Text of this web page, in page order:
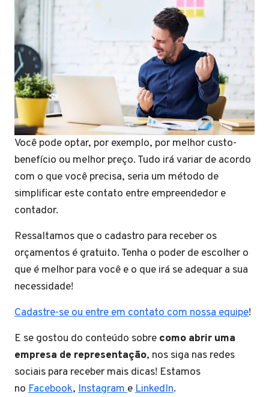
Você pode optar, por exemplo, por melhor custo-
benefício ou melhor preço. Tudo irá variar de acordo
com o que você precisa, seria um método de
simplificar este contato entre empreendedor e
contador.
Ressaltamos que o cadastro para receber os
orçamentos é gratuito. Tenha o poder de escolher o
que é melhor para você e o que irá se adequar a sua
necessidade!
Cadastre-se ou entre em contato com nossa equipe!
E se gostou do conteúdo sobre como abrir uma
empresa de representação, nos siga nas redes
sociais para receber mais dicas! Estamos
no Facebook, InstagrameLinkedIn.